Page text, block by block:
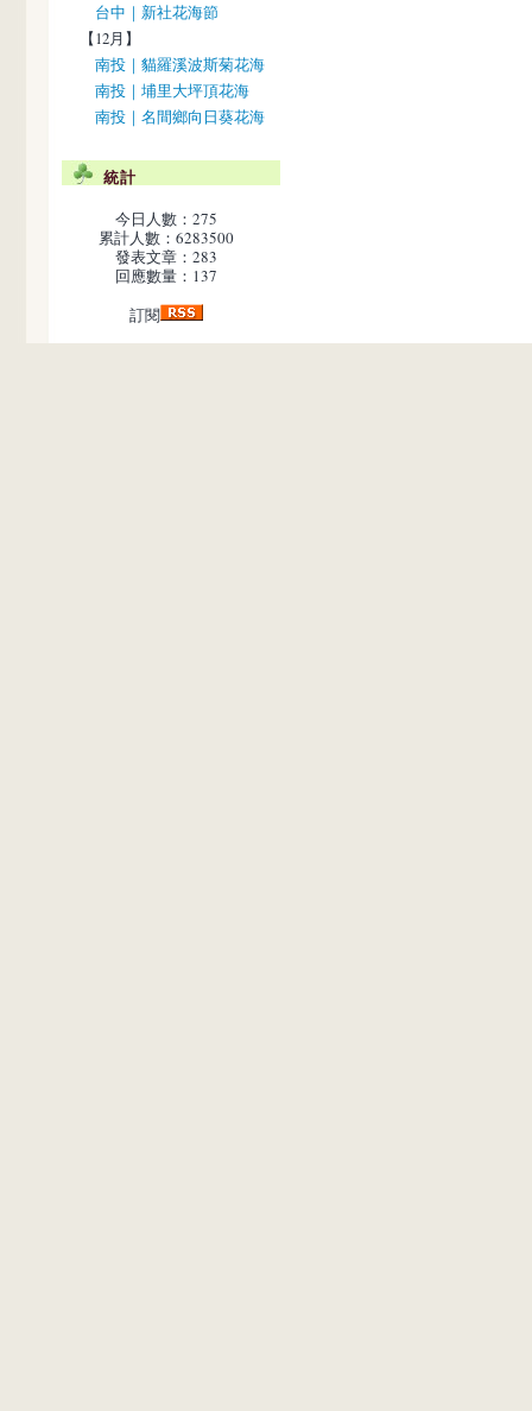
台中｜新社花海節
【12月】
南投｜貓羅溪波斯菊花海
南投｜埔里大坪頂花海
南投｜名間鄉向日葵花海
統計
今日人數：275
累計人數：6283500
發表文章：283
回應數量：137
訂閱